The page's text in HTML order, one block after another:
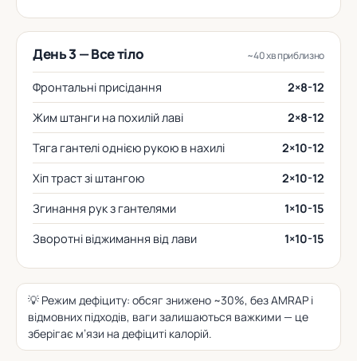
День 3 — Все тіло ~40 хв приблизно
Фронтальні присідання
2×8-12
Жим штанги на похилій лаві
2×8-12
Тяга гантелі однією рукою в нахилі
2×10-12
Хіп траст зі штангою
2×10-12
Згинання рук з гантелями
1×10-15
Зворотні віджимання від лави
1×10-15
💡 Режим дефіциту: обсяг знижено ~30%, без AMRAP і
відмовних підходів, ваги залишаються важкими — це
зберігає м’язи на дефіциті калорій.